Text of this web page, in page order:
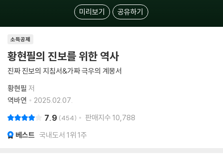
미리보기 공유하기
소득공제
황현필의 진보를 위한 역사
진짜 진보의 지침서&가짜 극우의 계몽서
황현필 저
역바연
2025.02.07.
7.9 454 판매지수 10,788
베스트 국내도서 1위 1주